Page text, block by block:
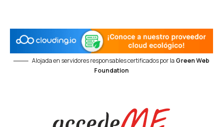
Alojada en servidores responsables certificados por la Green Web
Foundation